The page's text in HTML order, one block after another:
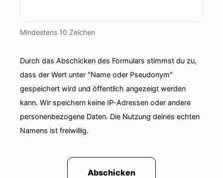
Mindestens 10 Zeichen
Durch das Abschicken des Formulars stimmst du zu,
dass der Wert unter "Name oder Pseudonym"
gespeichert wird und öffentlich angezeigt werden
kann. Wir speichern keine IP-Adressen oder andere
personenbezogene Daten. Die Nutzung deines echten
Namens ist freiwillig.
Abschicken